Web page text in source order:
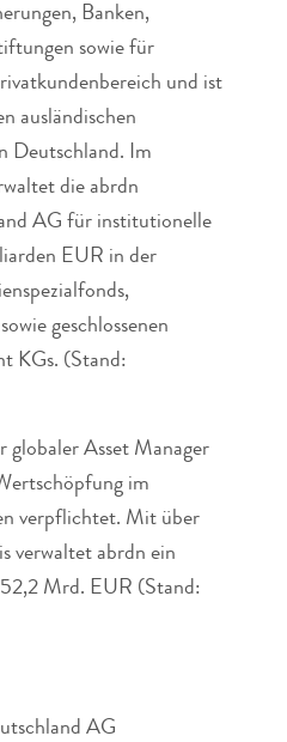
Banken,
sowie für
und ist
ausländischen
Deutschland. Im
die abrdn
AG für institutionelle
EUR in der
geschlossenen
KGs. (Stand:
globaler Asset Manager
im
verpflichtet. Mit über
verwaltet abrdn ein
Mrd. EUR (Stand:
AG